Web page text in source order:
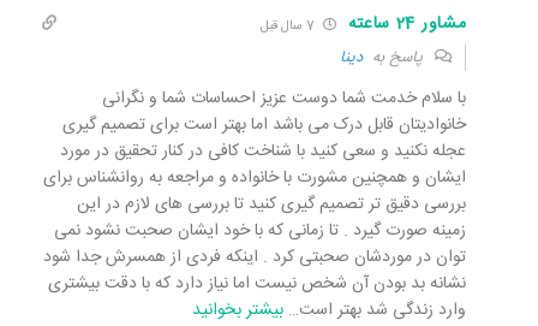
مشاور 24 ساعته
پاسخ بهدینا
با سلام خدمت شما دوست عزیز احساسات شما و نگرانی
خانوادیتان قابل درک می باشد اما بهتر است برای تصمیم گیری
عجله نکنید و سعی کنید با شناخت کافی در کنار تحقیق در مورد
ایشان و همچنین مشورت با خانواده و مراجعه به روانشناس برای
بررسی دقیق تر تصمیم گیری کنید تا بررسی های لازم در این
زمینه صورت گیرد . تا زمانی که با خود ایشان صحبت نشود نمی
توان در موردشان صحبتی کرد . اینکه فردی از همسرش جدا شود
نشانه بد بودن آن شخص نیست اما نیاز دارد که با دقت بیشتری
وارد زندگی شد بهتر است… بیشتر بخوانید